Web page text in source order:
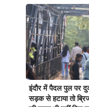
इंदौर में पैदल पुल पर
सड़क से हटाया तो